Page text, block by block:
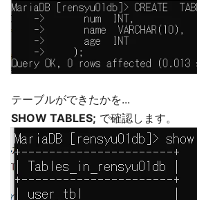
テーブルができたかを...
SHOW TABLES; で確認します。